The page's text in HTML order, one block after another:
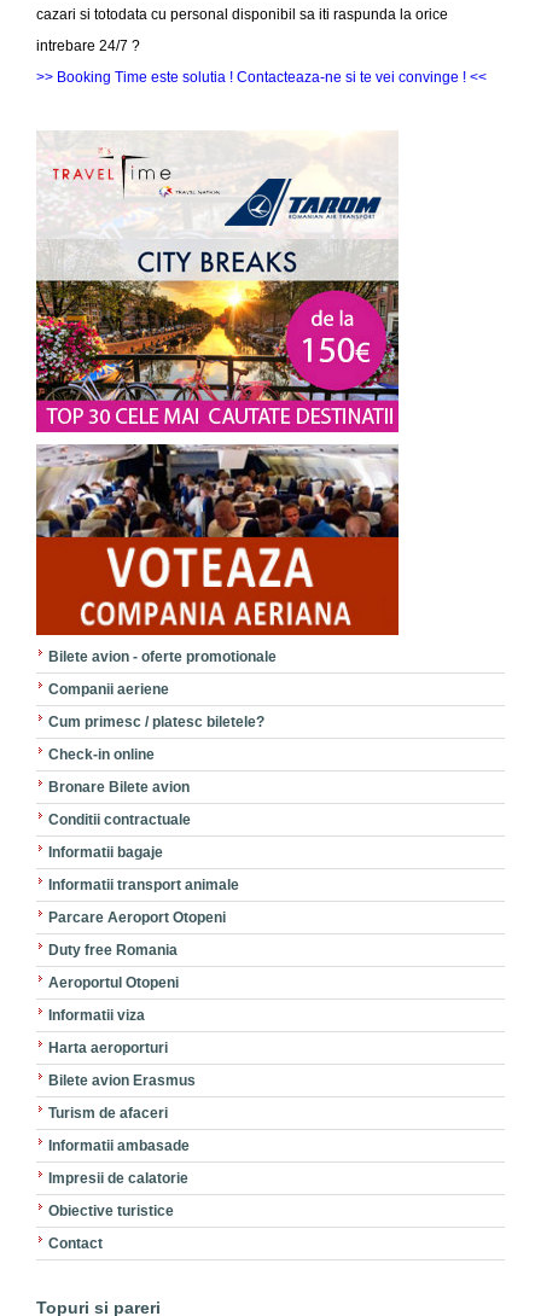
cazari si totodata cu personal disponibil sa iti raspunda la orice
intrebare 24/7 ?
>> Booking Time este solutia ! Contacteaza-ne si te vei convinge ! <<
Bilete avion - oferte promotionale
Companii aeriene
Cum primesc / platesc biletele?
Check-in online
Bronare Bilete avion
Conditii contractuale
Informatii bagaje
Informatii transport animale
Parcare Aeroport Otopeni
Duty free Romania
Aeroportul Otopeni
Informatii viza
Harta aeroporturi
Bilete avion Erasmus
Turism de afaceri
Informatii ambasade
Impresii de calatorie
Obiective turistice
Contact
Topuri si pareri